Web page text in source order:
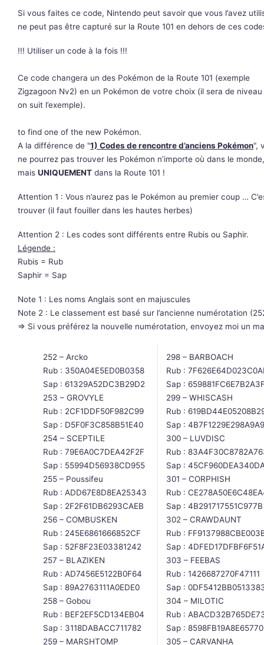
Si vous faites ce code, Nintendo peut savoir que vous l’avez
ne peut pas être capturé sur la Route 101 en dehors de ces
!!! Utiliser un code à la fois !!!
Ce code changera un des Pokémon de la Route 101 (exemple
Zigzagoon Nv2) en un Pokémon de votre choix (il sera de niveau
on suit l’exemple).
to find one of the new Pokémon.
A la différence de "1) Codes de rencontre d’anciens Pokémon",
ne pourrez pas trouver les Pokémon n’importe où dans le monde,
mais UNIQUEMENT dans la Route 101 !
Attention 1 : Vous n’aurez pas le Pokémon au premier coup …
trouver (il faut fouiller dans les hautes herbes)
Attention 2 : Les codes sont différents entre Rubis ou Saphir.
Légende :
Rubis = Rub
Saphir = Sap
Note 1 : Les noms Anglais sont en majuscules
Note 2 : Le classement est basé sur l’ancienne numérotation
=> Si vous préférez la nouvelle numérotation, envoyez moi un
252 – Arcko
Rub : 350A04E5ED0B0358
Sap : 61329A52DC3B29D2
253 – GROVYLE
Rub : 2CF1DDF50F982C99
Sap : D5F0F3C858B51E40
254 – SCEPTILE
Rub : 79E6A0C7DEA42F2F
Sap : 55994D56938CD955
255 – Poussifeu
Rub : ADD67E8D8EA25343
Sap : 2F2F61DB6293CAEB
256 – COMBUSKEN
Rub : 245E6861666852CF
Sap : 52F8F23E03381242
257 – BLAZIKEN
Rub : AD7456E5122B0F64
Sap : 89A2763111A0EDE0
258 – Gobou
Rub : BEF2EF5CD134EB04
Sap : 3118DABACC711782
259 – MARSHTOMP
298 – BARBOACH
Rub :
Sap :
299 – WHISCASH
Rub :
Sap : 4B7F1229E298A9A9
300 – LUVDISC
Rub :
Sap :
301 – CORPHISH
Rub :
Sap : 4B291717551C977B
302 – CRAWDAUNT
Rub :
Sap :
303 – FEEBAS
Rub : 1426687270F47111
Sap :
304 – MILOTIC
Rub :
Sap : 8598FB19A8E65770
305 – CARVANHA